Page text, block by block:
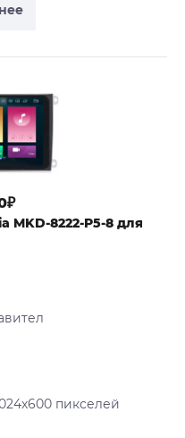
MKD-8222-P5-8 для
пикселей